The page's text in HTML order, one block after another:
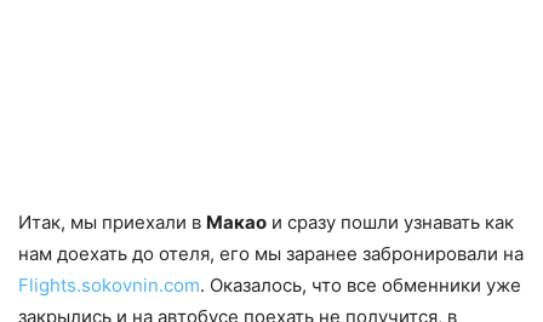
Итак, мы приехали в Макао и сразу пошли узнавать как
нам доехать до отеля, его мы заранее забронировали на
Flights.sokovnin.com. Оказалось, что все обменники уже
закрылись и на автобусе поехать не получится, в